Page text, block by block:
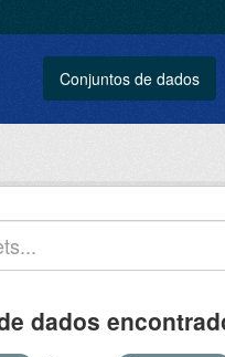
Conjuntos de dados
dados